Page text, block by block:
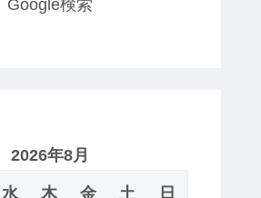
Google検索
2026年8月
水 木 金 土 日